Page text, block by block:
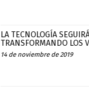
LA TECNOLOGÍA
TRANSFORMANDO LOS
14 de noviembre de 2019